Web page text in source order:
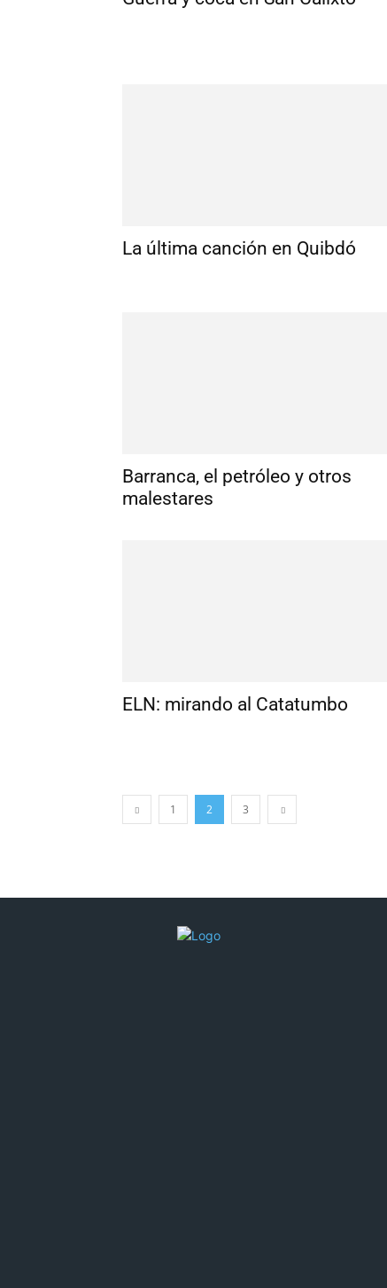
La última canción en Quibdó
Barranca, el petróleo y otros
malestares
ELN: mirando al Catatumbo
1 2 3